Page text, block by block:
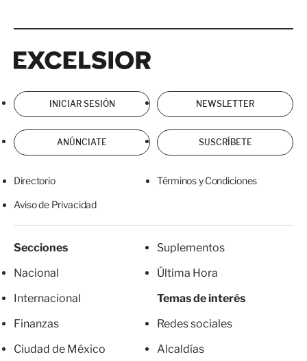
INICIAR SESIÓN NEWSLETTER
ANÚNCIATE SUSCRÍBETE
Directorio Términos y Condiciones
Aviso de Privacidad
Secciones
Nacional
Internacional
Finanzas
Ciudad de México
Suplementos
Última Hora
Temas de interés
Redes sociales
Alcaldías